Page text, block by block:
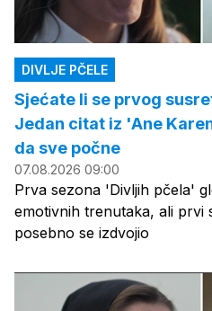
DIVLJE PČELE
Sjećate li se prvog
Jedan citat iz 'Ane
da sve počne
07.08.2026 09:00
Prva sezona 'Divljih pčela'
emotivnih trenutaka, ali prvi
posebno se izdvojio